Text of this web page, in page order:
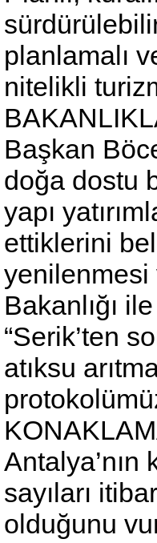
planlamalı
nitelikli
Başkan
doğa dostu
yapı
ettiklerini
yenilenmesi
Bakanlığı
“Serik’ten
atıksu
sayıları
olduğunu